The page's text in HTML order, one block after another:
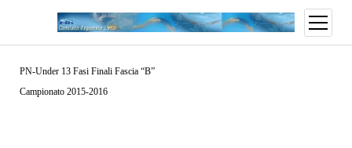
open
menu
PN-Under 13 Fasi Finali Fascia “B”
Campionato 2015-2016